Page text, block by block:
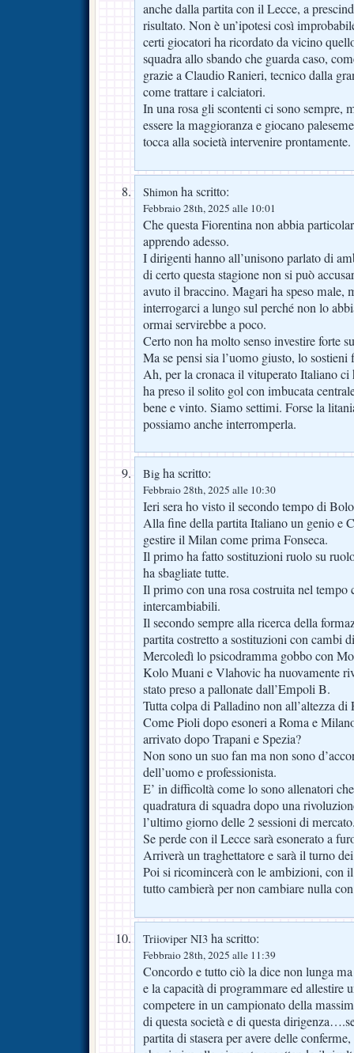
anche dalla partita con il Lecce, a
risultato. Non è un’ipotesi così
certi giocatori ha ricordato da vicino
squadra allo sbando che guarda caso,
grazie a Claudio Ranieri, tecnico dalla
come trattare i calciatori.
In una rosa gli scontenti ci sono sempre,
essere la maggioranza e giocano
tocca alla società intervenire prontamente.
Shimon ha scritto:
Febbraio 28th, 2025 alle 10:01
Che questa Fiorentina non abbia
apprendo adesso.
I dirigenti hanno all’unisono parlato di
di certo questa stagione non si può
avuto il braccino. Magari ha speso male,
interrogarci a lungo sul perché non lo
ormai servirebbe a poco.
Certo non ha molto senso investire forte
Ma se pensi sia l’uomo giusto, lo
Ah, per la cronaca il vituperato Italiano ci
ha preso il solito gol con imbucata
bene e vinto. Siamo settimi. Forse la
possiamo anche interromperla.
Big ha scritto:
Febbraio 28th, 2025 alle 10:30
Ieri sera ho visto il secondo tempo di
Alla fine della partita Italiano un genio e
gestire il Milan come prima Fonseca.
Il primo ha fatto sostituzioni ruolo su
ha sbagliate tutte.
Il primo con una rosa costruita nel tempo
intercambiabili.
Il secondo sempre alla ricerca della
partita costretto a sostituzioni con cambi
Mercoledì lo psicodramma gobbo con
Kolo Muani e Vlahovic ha nuovamente
stato preso a pallonate dall’Empoli B.
Tutta colpa di Palladino non all’altezza di
Come Pioli dopo esoneri a Roma e
arrivato dopo Trapani e Spezia?
Non sono un suo fan ma non sono
dell’uomo e professionista.
E’ in difficoltà come lo sono allenatori
quadratura di squadra dopo una
l’ultimo giorno delle 2 sessioni di
Se perde con il Lecce sarà esonerato a
Arriverà un traghettatore e sarà il turno
Poi si ricomincerà con le ambizioni, con
tutto cambierà per non cambiare nulla
Triioviper NI3 ha scritto:
Febbraio 28th, 2025 alle 11:39
Concordo e tutto ciò la dice non lunga
e la capacità di programmare ed allestire
competere in un campionato della
di questa società e di questa
partita di stasera per avere delle